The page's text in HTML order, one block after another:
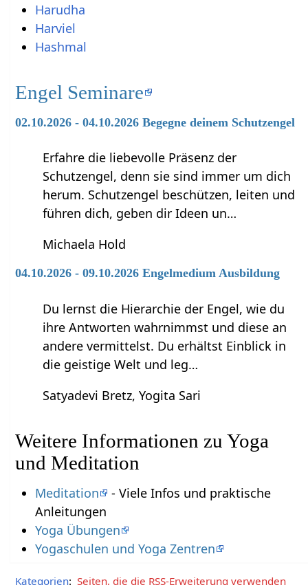
Harudha
Harviel
Hashmal
Engel Seminare
02.10.2026 - 04.10.2026 Begegne deinem Schutzengel
Erfahre die liebevolle Präsenz der
Schutzengel, denn sie sind immer um dich
herum. Schutzengel beschützen, leiten und
führen dich, geben dir Ideen un…
Michaela Hold
04.10.2026 - 09.10.2026 Engelmedium Ausbildung
Du lernst die Hierarchie der Engel, wie du
ihre Antworten wahrnimmst und diese an
andere vermittelst. Du erhältst Einblick in
die geistige Welt und leg…
Satyadevi Bretz, Yogita Sari
Weitere Informationen zu Yoga
und Meditation
Meditation
- Viele Infos und praktische
Anleitungen
Yoga Übungen
Yogaschulen und Yoga Zentren
Kategorien: Seiten, die die RSS-Erweiterung verwenden